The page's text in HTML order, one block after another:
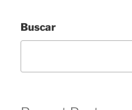
Buscar